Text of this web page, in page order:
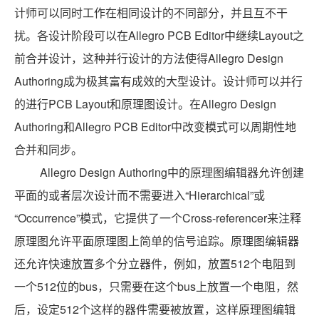
计师可以同时工作在相同设计的不同部分，并且互不干
扰。各设计阶段可以在Allegro PCB Editor中继续Layout之
前合并设计，这种并行设计的方法使得Allegro Design
Authoring成为极其富有成效的大型设计。设计师可以并行
的进行PCB Layout和原理图设计。在Allegro Design
Authoring和Allegro PCB Editor中改变模式可以周期性地
合并和同步。
Allegro Design Authoring中的原理图编辑器允许创建
平面的或者层次设计而不需要进入“Hierarchical”或
“Occurrence”模式，它提供了一个Cross-referencer来注释
原理图允许平面原理图上简单的信号追踪。原理图编辑器
还允许快速放置多个分立器件，例如，放置512个电阻到
一个512位的bus，只需要在这个bus上放置一个电阻，然
后，设定512个这样的器件需要被放置，这样原理图编辑